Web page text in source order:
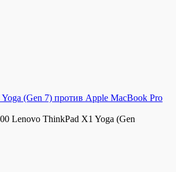
(Gen 7) против Apple MacBook Pro
Lenovo ThinkPad X1 Yoga (Gen